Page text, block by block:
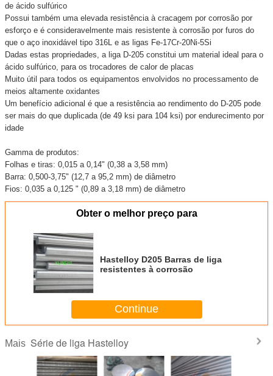
de ácido sulfúrico
Possui também uma elevada resistência à cracagem por corrosão por
esforço e é consideravelmente mais resistente à corrosão por furos do
que o aço inoxidável tipo 316L e as ligas Fe-17Cr-20Ni-5Si
Dadas estas propriedades, a liga D-205 constitui um material ideal para o
ácido sulfúrico, para os trocadores de calor de placas
Muito útil para todos os equipamentos envolvidos no processamento de
meios altamente oxidantes
Um benefício adicional é que a resistência ao rendimento do D-205 pode
ser mais do que duplicada (de 49 ksi para 104 ksi) por endurecimento por
idade
Gamma de produtos:
Folhas e tiras: 0,015 a 0,14" (0,38 a 3,58 mm)
Barra: 0,500-3,75" (12,7 a 95,2 mm) de diâmetro
Fios: 0,035 a 0,125 " (0,89 a 3,18 mm) de diâmetro
Obter o melhor preço para
Hastelloy D205 Barras de liga
resistentes à corrosão
Continue
Mais Série de liga Hastelloy